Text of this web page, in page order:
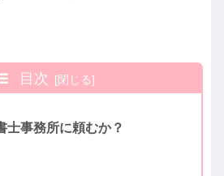
目次
士事務所に頼むか？